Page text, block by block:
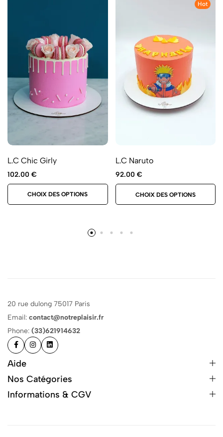
L.C Chic Girly
102.00 €
CHOIX DES OPTIONS
Hot
L.C Naruto
92.00 €
CHOIX DES OPTIONS
20 rue dulong 75017 Paris
Email: contact@notreplaisir.fr
Phone: (33)621914632
Aide
Nos Catégories
Informations & CGV